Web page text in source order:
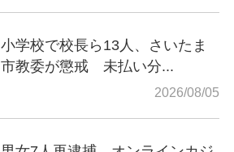
小学校で校長ら13人、さいたま
市教委が懲戒 未払い分...
2026/08/05